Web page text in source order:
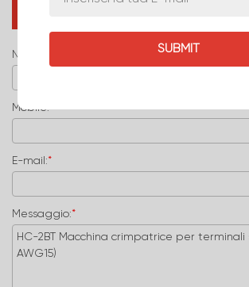
Nome:
Mobile:
E-mail:*
Messaggio:*